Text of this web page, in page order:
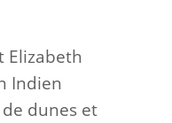
Elizabeth
Indien
dunes et